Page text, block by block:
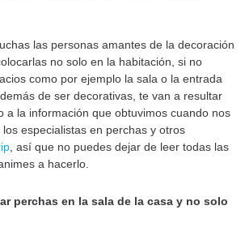
las personas amantes de la decoración
no solo en la habitación, si no
como por ejemplo la sala o la entrada
de ser decorativas, te van a resultar
a la información que obtuvimos cuando nos
especialistas en perchas y otros
, así que no puedes dejar de leer todas las
a hacerlo.
perchas en la sala de la casa y no solo